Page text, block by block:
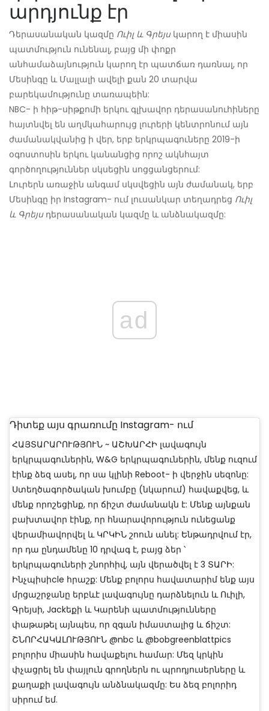
արդյունք էր
Դերասանական կազմը Ուիլ և Գրեյսկարող է միասին
պատմություն ունենալ, բայց մի փոքր
անհամաձայնություն կարող էր պատճառ դառնալ, որ
Մեսինգը և Մալլալի ավելի քան 20 տարվա
բարեկամությունը տառապեին:
NBC- ի հիթ-սիթքոմի երկու գլխավոր դերասանուհիները
հայտնվել են աղմկահարույց լուրերի կենտրոնում այն ​​
ժամանակվանից ի վեր, երբ երկրպագուները 2019-ի
օգոստոսին երկու կանանցից որոշ ակնհայտ
գործողություններ սկսեցին սոցցանցերում:
Լուրերն առաջին անգամ սկսվեցին այն ժամանակ, երբ
Մեսինգը իր Instagram- ում լուսանկար տեղադրեց Ուիլ
և Գրեյսդերասանական կազմը և անձնակազմը:
ad
Դիտեք այս գրառումը Instagram- ում
ՀԱՅՏԱՐԱՐՈՒԹՅՈՒՆ ~ ԱՇԽԱՐՀԻ լավագույն
երկրպագուներին, W&G երկրպագուներին, մենք ուզում
էինք ձեզ ասել, որ սա կլինի Reboot- ի վերջին սեզոնը:
Ստեղծագործական խումբը (նկարում) հավաքվեց, և
մենք որոշեցինք, որ ճիշտ ժամանակն է: Մենք այնքան
բախտավոր էինք, որ հնարավորություն ունեցանք
վերամիավորվել և ԿՐԿԻՆ շոուն անել: Ենթադրվում էր,
որ դա ընդամենը 10 դրվագ է, բայց ձեր ՝
երկրպագուների շնորհիվ, այն վերածվել է 3 ՏԱՐԻ:
Ինչպիսիcle հրաշք: Մենք բոլորս հավատարիմ ենք այս
մրցաշրջանը երբևէ լավագույնը դարձնելուն և Ուիլի,
Գրեյսի, Jackեքի և Կարենի պատմությունները
փաթաթել այնպես, որ զգան իմաստալից և ճիշտ:
ՇՆՈՐՀԱԿԱԼՈՒԹՅՈՒՆ @nbc և @bobgreenblattpics
բոլորիս միասին հավաքելու համար: Մեզ կրկին
փչացրել են փայլուն գրողներն ու պրոդյուսերները և
քաղաքի լավագույն անձնակազմը: Ես ձեզ բոլորիդ
սիրում եմ.